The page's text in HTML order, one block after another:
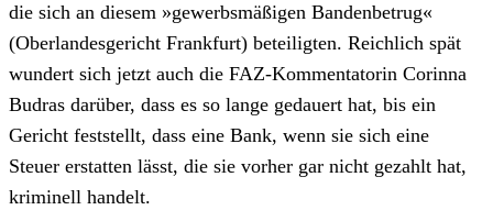
die sich an diesem »gewerbsmäßigen Bandenbetrug«
(Oberlandesgericht Frankfurt) beteiligten. Reichlich spät
wundert sich jetzt auch die FAZ-Kommentatorin Corinna
Budras darüber, dass es so lange gedauert hat, bis ein
Gericht feststellt, dass eine Bank, wenn sie sich eine
Steuer erstatten lässt, die sie vorher gar nicht gezahlt hat,
kriminell handelt.